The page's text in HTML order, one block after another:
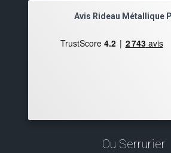
Avis Rideau Métallique
Ou Serrurier